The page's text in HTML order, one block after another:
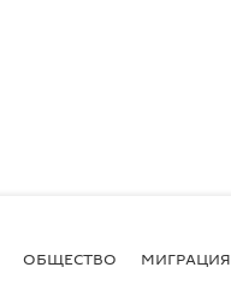
ОБЩЕСТВО МИГРАЦИЯ